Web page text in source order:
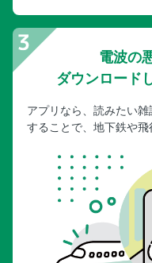
電波の
ダウンロード
アプリなら、読みたい
することで、地下鉄や飛